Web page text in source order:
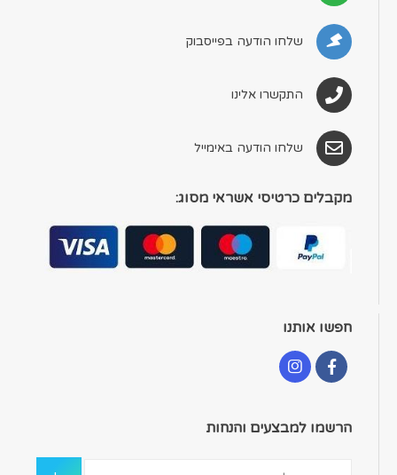
שלחו הודעה בפייסבוק
התקשרו אלינו
שלחו הודעה באימייל
מקבלים כרטיסי אשראי מסוג:
חפשו אותנו
הרשמו למבצעים והנחות